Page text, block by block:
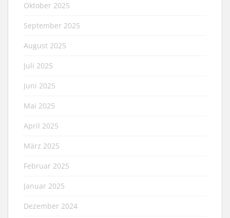
Oktober 2025
September 2025
August 2025
Juli 2025
Juni 2025
Mai 2025
April 2025
März 2025
Februar 2025
Januar 2025
Dezember 2024